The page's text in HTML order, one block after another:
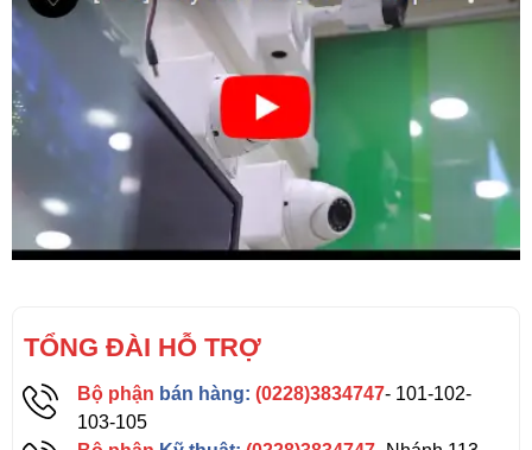
TỔNG ĐÀI HỖ TRỢ
Bộ phận bán hàng: (0228)3834747- 101-102-
103-105